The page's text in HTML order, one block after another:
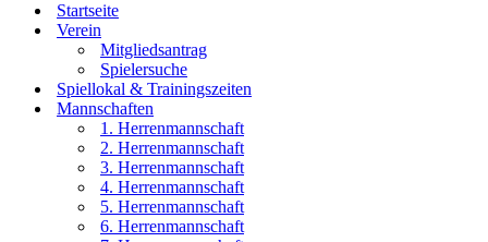
Startseite
Verein
Mitgliedsantrag
Spielersuche
Spiellokal & Trainingszeiten
Mannschaften
1. Herrenmannschaft
2. Herrenmannschaft
3. Herrenmannschaft
4. Herrenmannschaft
5. Herrenmannschaft
6. Herrenmannschaft